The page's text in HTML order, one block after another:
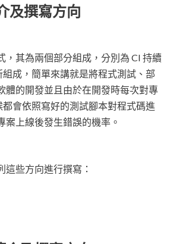
及撰寫方向
，其為兩個部分組成，分別為 CI 持續
組成，簡單來講就是將程式測試、部
體的開發並且由於在開發時每次對專
會依照寫好的測試腳本對程式碼進
案上線後發生錯誤的機率。
些方向進行撰寫：